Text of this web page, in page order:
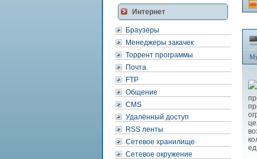
Интернет
Браузеры
Менеджеры закачек
Торрент программы
Почта
FTP
Общение
CMS
Удалённый доступ
RSS ленты
Сетевое хранилище
Сетевое окружение